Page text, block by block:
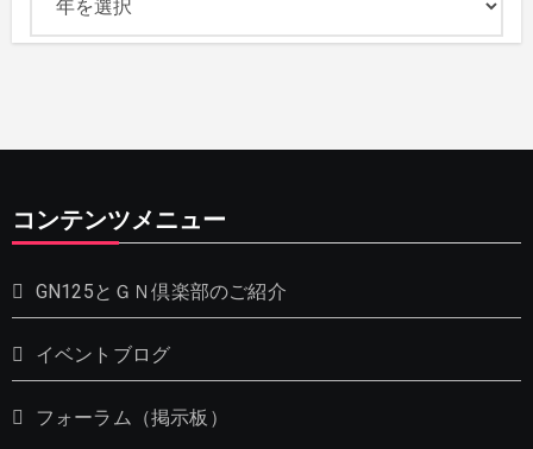
コンテンツメニュー
GN125とＧＮ倶楽部のご紹介
イベントブログ
フォーラム（掲示板）